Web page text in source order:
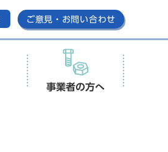
ご意見・お問い合わせ
事業者の方へ